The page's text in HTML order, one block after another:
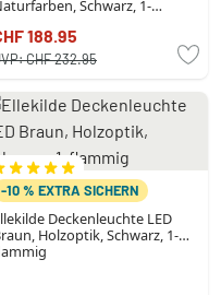
Schwarz, 1-
188.95
CHF 232.95
-10 % EXTRA SICHERN
Deckenleuchte LED
Holzoptik, Schwarz, 1-